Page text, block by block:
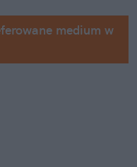
medium w